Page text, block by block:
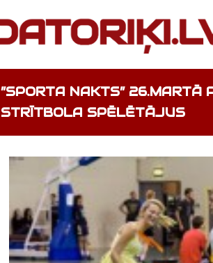
”SPORTA NAKTS” 26.MARTĀ
STRĪTBOLA SPĒLĒTĀJUS